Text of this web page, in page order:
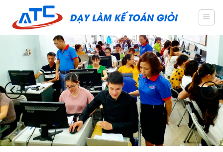
content